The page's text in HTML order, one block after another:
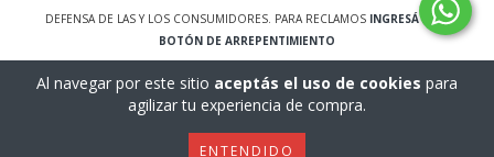
Al navegar por este sitio aceptás el uso de cookies para
agilizar tu experiencia de compra.
ENTENDIDO
DEFENSA DE LAS Y LOS CONSUMIDORES. PARA RECLAMOS INGRESÁ ACÁ.
BOTÓN DE ARREPENTIMIENTO